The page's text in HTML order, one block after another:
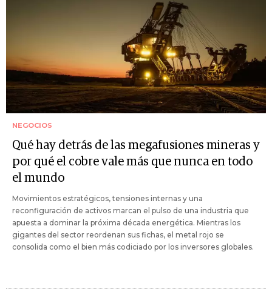
NEGOCIOS
Qué hay detrás de las megafusiones mineras y
por qué el cobre vale más que nunca en todo
el mundo
Movimientos estratégicos, tensiones internas y una
reconfiguración de activos marcan el pulso de una industria que
apuesta a dominar la próxima década energética. Mientras los
gigantes del sector reordenan sus fichas, el metal rojo se
consolida como el bien más codiciado por los inversores globales.